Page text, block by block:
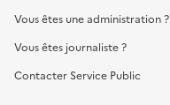
Vous êtes une administration ?
Vous êtes journaliste ?
Contacter Service Public